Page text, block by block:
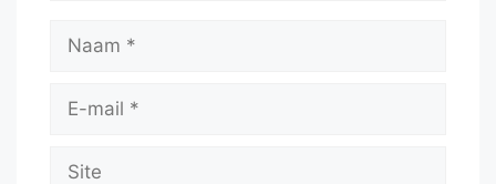
Naam
Site